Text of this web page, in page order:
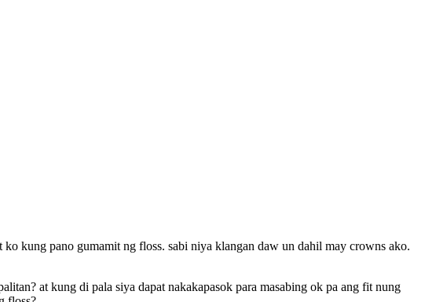
kung pano gumamit ng floss. sabi niya klangan daw un dahil may crowns ako.
at kung di pala siya dapat nakakapasok para masabing ok pa ang fit nung